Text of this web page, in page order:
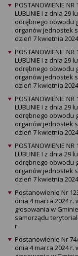
POSTANOWIENIE
LUBLINIE I z dnia 29
odrębnego obwodu
organów jednostek
dzień 7 kwietnia
POSTANOWIENIE
LUBLINIE I z dnia 29
odrębnego obwodu
organów jednostek
dzień 7 kwietnia
POSTANOWIENIE
LUBLINIE I z dnia 29
odrębnego obwodu
organów jednostek
dzień 7 kwietnia
POSTANOWIENIE
LUBLINIE I z dnia 29
odrębnego obwodu
organów jednostek
dzień 7 kwietnia
Postanowienie Nr
dnia 4 marca 2024
głosowania w
samorządu
r.
Postanowienie Nr
dnia 4 marca 2024